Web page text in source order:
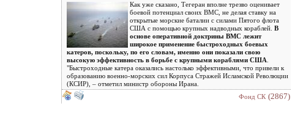
Как уже сказано, Тегеран вполне трезво оценивает
боевой потенциал своих ВМС, не делая ставку на
открытые морские баталии с силами Пятого флота
США с помощью крупных надводных кораблей. В
основе оперативной доктрины ВМС лежит
широкое применение быстроходных боевых
катеров, поскольку, по его словам, именно они показали свою
высокую эффективность в борьбе с крупными кораблями США
"Быстроходные катера оказались настолько эффективными, что привели к
образованию военно-морских сил Корпуса Стражей Исламской Революции
(КСИР), – отметил министр обороны Ирана.
Фонд СК (2867)